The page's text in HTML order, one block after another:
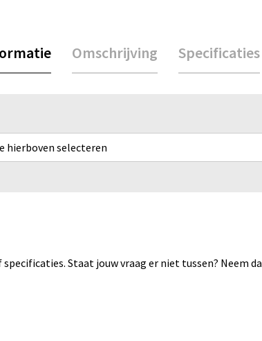
Omschrijving Specificaties
hierboven selecteren
Staat jouw vraag er niet tussen? Neem